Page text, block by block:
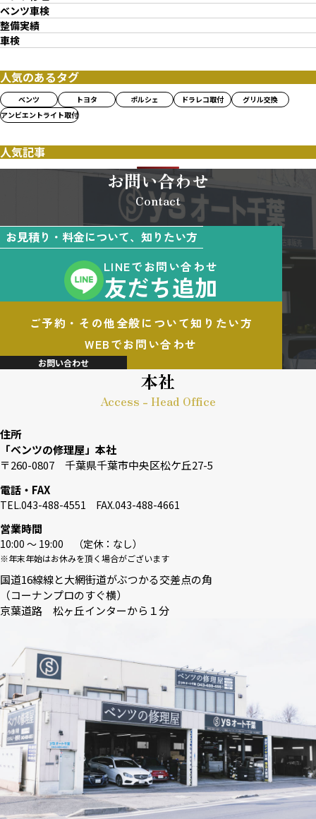
ベンツ車検
整備実績
車検
人気のあるタグ
ベンツ トヨタ ポルシェ ドラレコ取付
グリル交換
アンビエントライト取付
人気記事
お問い合わせ
Contact
お見積り・料金について、知りたい方
LINEでお問い合わせ
友だち追加
ご予約・その他全般について知りたい方
WEBでお問い合わせ
お問い合わせ
本社
Access - Head Office
住所
「ベンツの修理屋」本社
〒260-0807 千葉県千葉市中央区松ケ丘27-5
電話・FAX
TEL.043-488-4551 FAX.043-488-4661
営業時間
10:00 〜 19:00 （定休：なし）
※年末年始はお休みを頂く場合がございます
国道16線線と大網街道がぶつかる交差点の角
（コーナンプロのすぐ横）
京葉道路 松ヶ丘インターから１分